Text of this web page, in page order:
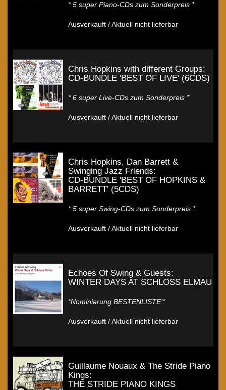
* 5 super Piano-CDs zum Sonderpreis *
Ausverkauft / Aktuell nicht lieferbar
Chris Hopkins with different Groups:
CD-BUNDLE 'BEST OF LIVE' (6CDS)
* 6 super Live-CDs zum Sonderpreis *
Ausverkauft / Aktuell nicht lieferbar
Chris Hopkins, Dan Barrett &
Swinging Jazz Friends:
CD-BUNDLE 'BEST OF HOPKINS &
BARRETT' (5CDS)
* 5 super Swing-CDs zum Sonderpreis *
Ausverkauft / Aktuell nicht lieferbar
Echoes Of Swing & Guests:
WINTER DAYS AT SCHLOSS ELMAU
*Nominierung BESTENLISTE'*
Ausverkauft / Aktuell nicht lieferbar
Guillaume Nouaux & The Stride Piano
Kings:
THE STRIDE PIANO KINGS